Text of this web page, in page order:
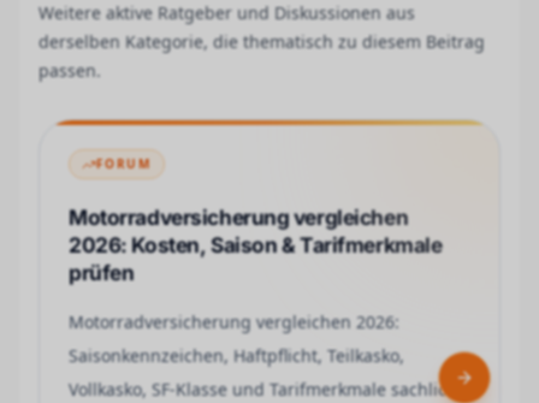
Weitere aktive Ratgeber und Diskussionen aus
derselben Kategorie, die thematisch zu diesem Beitrag
passen.
FORUM
Motorradversicherung vergleichen
2026: Kosten, Saison & Tarifmerkmale
prüfen
Motorradversicherung vergleichen 2026:
Saisonkennzeichen, Haftpflicht, Teilkasko,
Vollkasko, SF-Klasse und Tarifmerkmale sachlich
Next